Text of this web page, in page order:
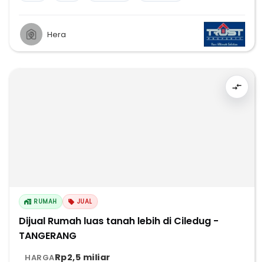
Hera
RUMAH JUAL
Dijual Rumah luas tanah lebih di Ciledug -
TANGERANG
HARGARp2,5 miliar